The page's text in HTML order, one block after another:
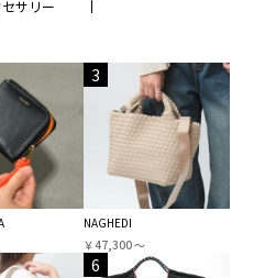
セサリー
3
NAGHEDI
￥47,300 〜
6